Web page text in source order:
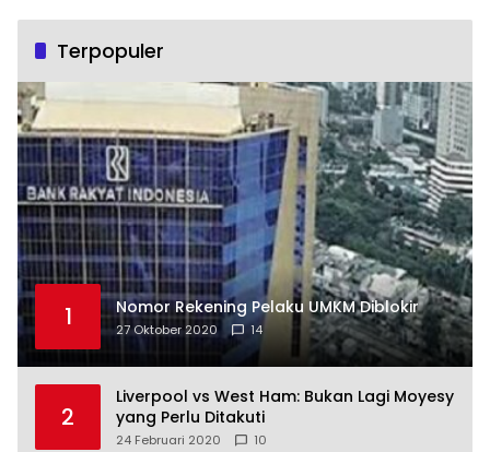
Terpopuler
1 Nomor Rekening Pelaku UMKM Diblokir
27 Oktober 2020 14
2
Liverpool vs West Ham: Bukan Lagi Moyesy
yang Perlu Ditakuti
24 Februari 2020 10